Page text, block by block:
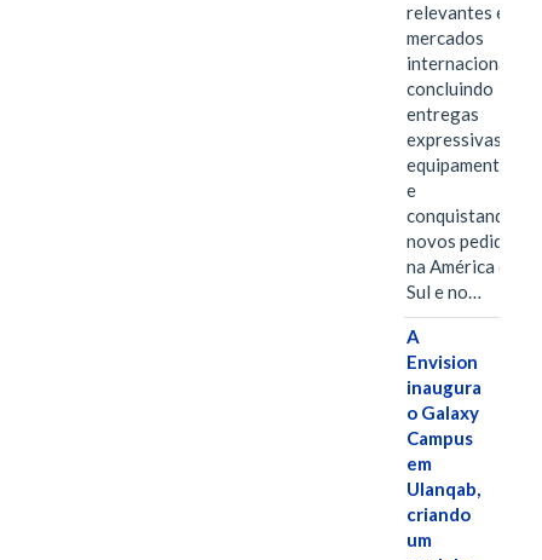
relevantes em
mercados
internacionais,
concluindo
entregas
expressivas de
equipamentos
e
conquistando
novos pedidos
na América do
Sul e no…
A
Envision
inaugura
o Galaxy
Campus
em
Ulanqab,
criando
um